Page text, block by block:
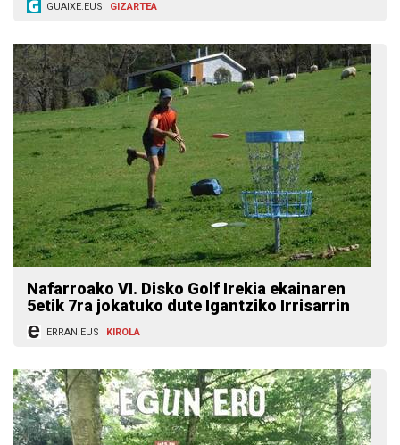
GUAIXE.EUS GIZARTEA
Nafarroako VI. Disko Golf Irekia ekainaren
5etik 7ra jokatuko dute Igantziko Irrisarrin
ERRAN.EUS KIROLA